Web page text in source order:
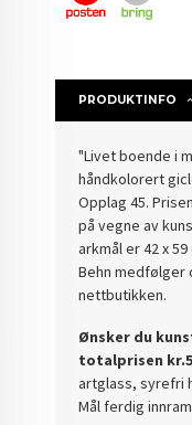
PRODUKTINFO
"Livet boende i
håndkolorert
Opplag 45.
på vegne av
arkmål er 42 x
Behn
nettbutikken.
Ønsker du
totalprisen
artglass, syrefri
Mål ferdig